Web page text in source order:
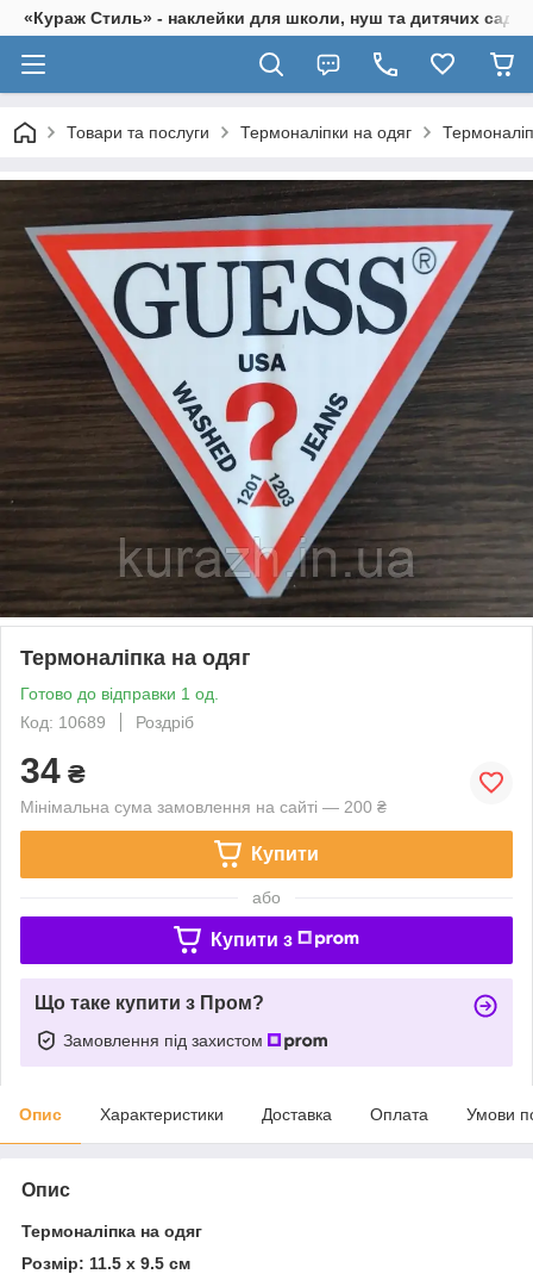
«Кураж Стиль» - наклейки для школи, нуш та дитячих
Товари та послуги Термоналіпки на одяг
Термоналіпка на одяг
Готово до відправки 1 од.
Код: 10689
Роздріб
34 ₴
Мінімальна сума замовлення на сайті — 200 ₴
Купити
або
Купити з
Що таке купити з Пром?
Замовлення під захистом
Опис Характеристики Доставка Оплата Умови
Опис
Термоналіпка на одяг
Розмір: 11.5 х 9.5 см